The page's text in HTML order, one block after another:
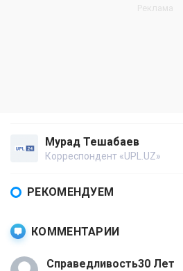
Мурад Тешабаев
Корреспондент «UPL.UZ»
РЕКОМЕНДУЕМ
КОММЕНТАРИИ
Справедливость30 Лет